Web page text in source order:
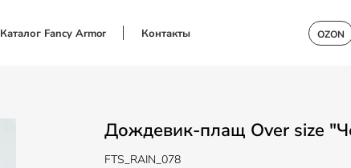
Каталог Fancy Armor Контакты OZON
Дождевик-плащ Over size
FTS_RAIN_078